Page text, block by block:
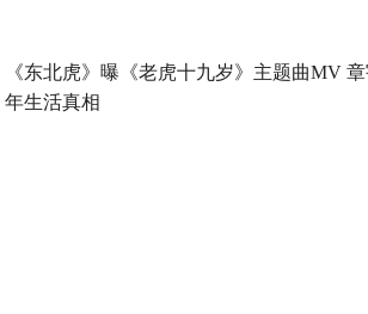
《东北虎》曝《老虎十九岁》主题曲MV
年生活真相